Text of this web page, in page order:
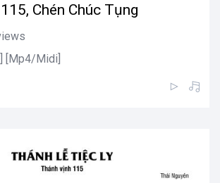
Chén Chúc Tụng
[Mp4/Midi]